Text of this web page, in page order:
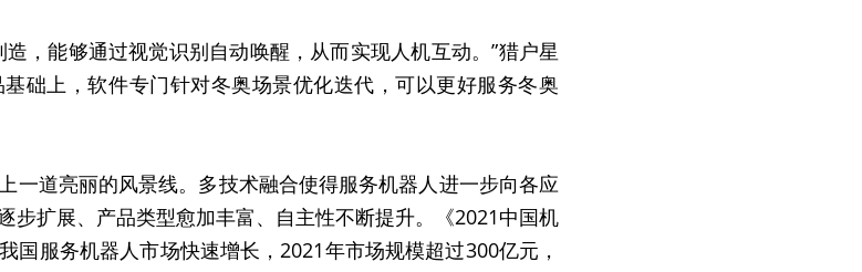
能够通过视觉识别自动唤醒，从而实现人机互动。”猎户星
础上，软件专门针对冬奥场景优化迭代，可以更好服务冬奥
道亮丽的风景线。多技术融合使得服务机器人进一步向各应
步扩展、产品类型愈加丰富、自主性不断提升。《2021中国机
国服务机器人市场快速增长，2021年市场规模超过300亿元，